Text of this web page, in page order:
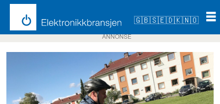
🇬🇧🇸🇪🇩🇰🇳🇴
ANNONSE